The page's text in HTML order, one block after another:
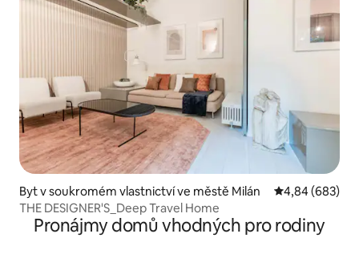
Byt v soukromém vlastnictví ve městě Milán Průměrné
4,84 (683)
THE DESIGNER'S_Deep Travel Home
Pronájmy domů vhodných pro rodiny